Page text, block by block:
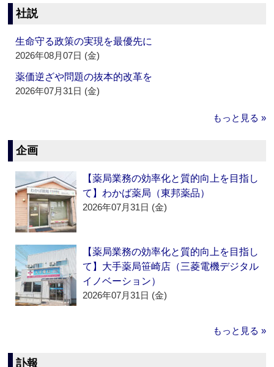
社説
生命守る政策の実現を最優先に
2026年08月07日 (金)
薬価逆ざや問題の抜本的改革を
2026年07月31日 (金)
もっと見る »
企画
【薬局業務の効率化と質的向上を目指し
て】わかば薬局（東邦薬品）
2026年07月31日 (金)
【薬局業務の効率化と質的向上を目指し
て】大手薬局笹崎店（三菱電機デジタル
イノベーション）
2026年07月31日 (金)
もっと見る »
訃報